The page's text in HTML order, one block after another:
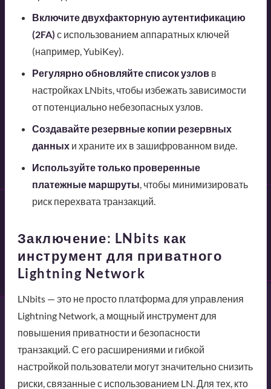
Включите двухфакторную аутентификацию
(2FA) с использованием аппаратных ключей
(например, YubiKey).
Регулярно обновляйте список узловв
настройках LNbits, чтобы избежать зависимости
от потенциально небезопасных узлов.
Создавайте резервные копии резервных
данныхи храните их в зашифрованном виде.
Используйте только проверенные
платежные маршруты, чтобы минимизировать
риск перехвата транзакций.
Заключение: LNbits как
инструмент для приватного
Lightning Network
LNbits — это не просто платформа для управления
Lightning Network, а мощный инструмент для
повышения приватности и безопасности
транзакций. С его расширениями и гибкой
настройкой пользователи могут значительно снизить
риски, связанные с использованием LN. Для тех, кто